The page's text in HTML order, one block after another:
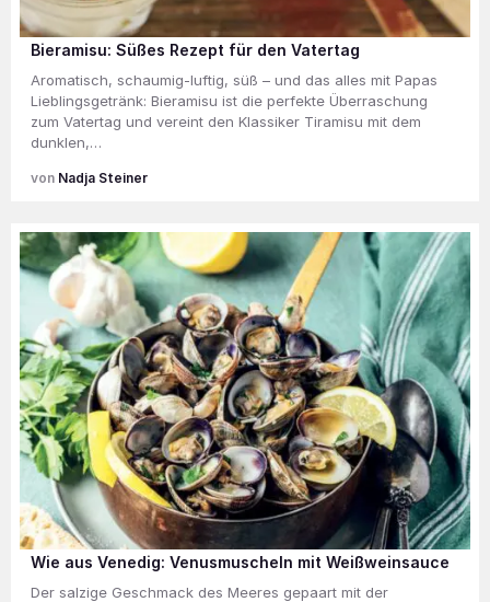
Bieramisu: Süßes Rezept für den Vatertag
Aromatisch, schaumig-luftig, süß – und das alles mit Papas
Lieblingsgetränk: Bieramisu ist die perfekte Überraschung
zum Vatertag und vereint den Klassiker Tiramisu mit dem
dunklen,…
Nadja Steiner
Wie aus Venedig: Venusmuscheln mit Weißweinsauce
Der salzige Geschmack des Meeres gepaart mit der